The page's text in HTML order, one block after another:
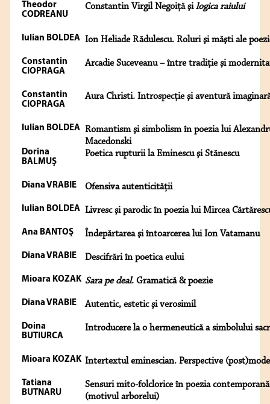
Theodor
CODREANU
Constantin Virgil Negoiţă şilogica raiului
Iulian BOLDEA Ion Heliade Rădulescu. Roluri şi măşti ale
Constantin
CIOPRAGA
Arcadie Suceveanu – între tradiţie şi
Constantin
CIOPRAGA
Aura Christi. Introspecţie şi aventură
Iulian BOLDEA Romantism şi simbolism în poezia lui
Macedonski
Dorina
BALMUŞ
Poetica rupturii la Eminescu şi Stănescu
Diana VRABIE Ofensiva autenticităţii
Iulian BOLDEA Livresc şi parodic în poezia lui Mircea
Ana BANTOŞ Îndepărtarea şi întoarcerea lui Ion Vatamanu
Diana VRABIE Descifrări în poetica eului
Mioara KOZAK Sara pe deal. Gramatică & poezie
Diana VRABIE Autentic, estetic şi verosimil
Doina
BUTIURCA
Introducere la o hermeneutică a simbolului
Mioara KOZAK Intertextul eminescian. Perspective
Tatiana
BUTNARU
Sensuri mito-folclorice în poezia contemporană
(motivul arborelui)